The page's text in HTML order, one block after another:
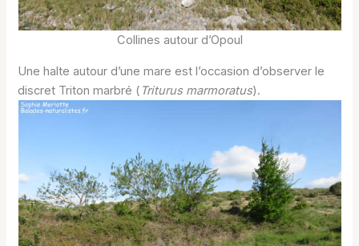
Collines autour d’Opoul
Une halte autour d’une mare est l’occasion d’observer le
discret Triton marbré ( Triturus marmoratus).